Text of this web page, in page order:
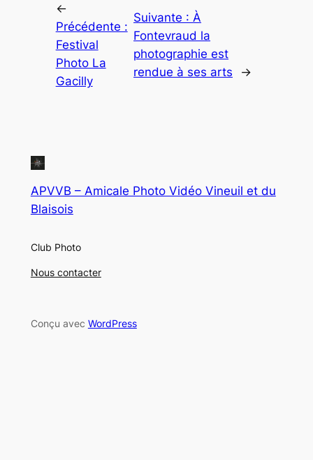
←
Précédente :
Festival
Photo La
Gacilly
Suivante : À
Fontevraud la
photographie est
rendue à ses arts
→
APVVB – Amicale Photo Vidéo Vineuil et du
Blaisois
Club Photo
Nous contacter
Conçu avec WordPress